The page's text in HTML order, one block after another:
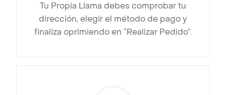
Tu Propia Llama debes comprobar tu
dirección, elegir el método de pago y
finaliza oprimiendo en “Realizar Pedido”.